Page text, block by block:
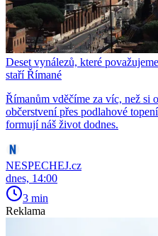
Deset vynálezů, které
staří Římané
Římanům vděčíme za víc, než si
občerstvení přes podlahové
formují náš život dodnes.
NESPECHEJ.cz
dnes, 14:00
3 min
Reklama